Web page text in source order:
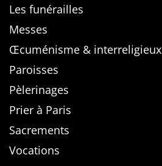
Les funérailles
Messes
Œcuménisme & interreligieux
Paroisses
Pèlerinages
Prier à Paris
Sacrements
Vocations